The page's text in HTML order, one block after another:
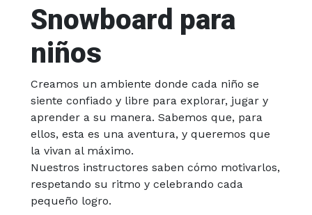
Snowboard para
niños
Creamos un ambiente donde cada niño se
siente confiado y libre para explorar, jugar y
aprender a su manera. Sabemos que, para
ellos, esta es una aventura, y queremos que
la vivan al máximo.
Nuestros instructores saben cómo motivarlos,
respetando su ritmo y celebrando cada
pequeño logro.